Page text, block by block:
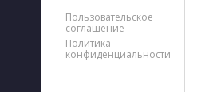
Пользовательское
соглашение
Политика
конфиденциальности